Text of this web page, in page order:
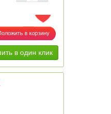
ДОБАВИТЬ В ИЗБРАННОЕ